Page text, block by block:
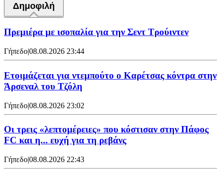
Δημοφιλή
Πρεμιέρα με ισοπαλία για την Σεντ Τρούιντεν
Γήπεδο|08.08.2026 23:44
Ετοιμάζεται για ντεμπούτο ο Καρέτσας κόντρα στην
Άρσεναλ του Τζόλη
Γήπεδο|08.08.2026 23:02
Οι τρεις «λεπτομέρειες» που κόστισαν στην Πάφος
FC και η... ευχή για τη ρεβάνς
Γήπεδο|08.08.2026 22:43